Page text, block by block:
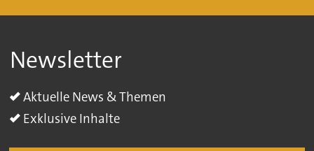
Newsletter
Aktuelle News & Themen
Exklusive Inhalte